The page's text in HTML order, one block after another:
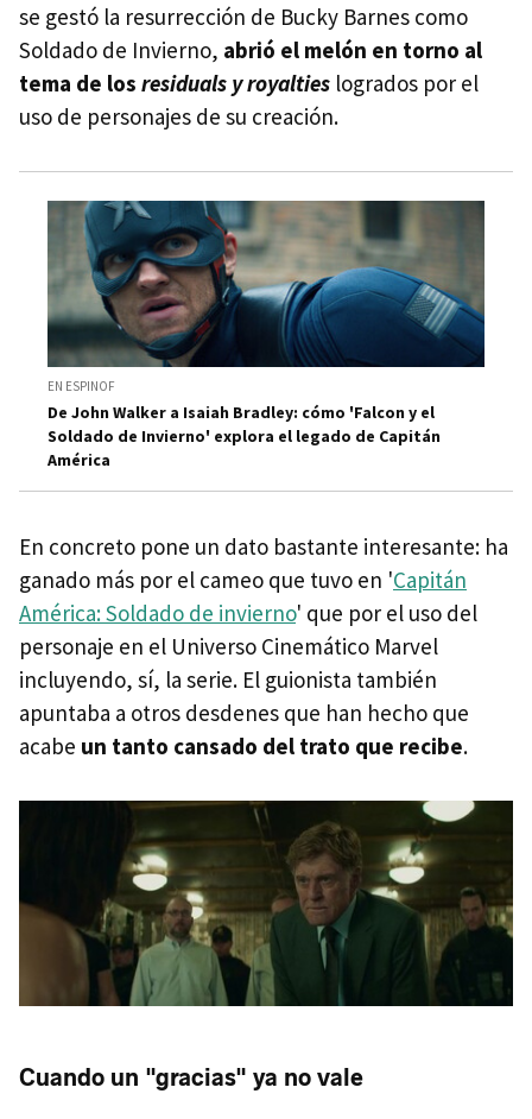
se gestó la resurrección de Bucky Barnes como
Soldado de Invierno, abrió el melón en torno al
tema de los residuals y royalties logrados por el
uso de personajes de su creación.
EN ESPINOF
De John Walker a Isaiah Bradley: cómo 'Falcon y el
Soldado de Invierno' explora el legado de Capitán
América
En concreto pone un dato bastante interesante: ha
ganado más por el cameo que tuvo en 'Capitán
América: Soldado de invierno' que por el uso del
personaje en el Universo Cinemático Marvel
incluyendo, sí, la serie. El guionista también
apuntaba a otros desdenes que han hecho que
acabe un tanto cansado del trato que recibe.
Cuando un "gracias" ya no vale